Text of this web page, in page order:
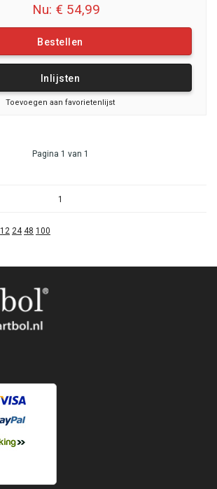
Nu: € 54,99
Bestellen
Inlijsten
Toevoegen aan favorietenlijst
Pagina 1 van 1
1
12 24 48 100